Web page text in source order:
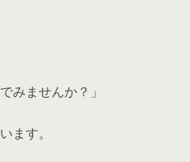
みませんか？」
ます。